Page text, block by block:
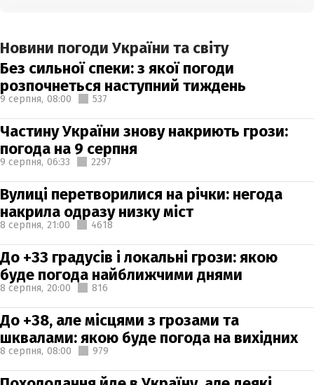
Новини погоди України та світу
Без сильної спеки: з якої погоди
розпочнеться наступний тиждень
9 серпня, 08:00 537
Частину України знову накриють грози:
погода на 9 серпня
9 серпня, 06:33 2297
Вулиці перетворилися на річки: негода
накрила одразу низку міст
8 серпня, 21:00 4618
До +33 градусів і локальні грози: якою
буде погода найближчими днями
8 серпня, 20:00 816
До +38, але місцями з грозами та
шквалами: якою буде погода на вихідних
8 серпня, 08:00 979